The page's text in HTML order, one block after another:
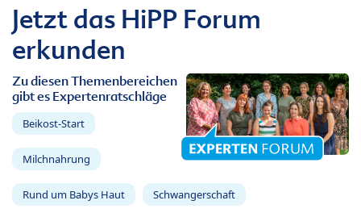
Jetzt das HiPP Forum
erkunden
Zu diesen Themenbereichen
gibt es Expertenratschläge
Beikost-Start
Milchnahrung
Rund um Babys Haut Schwangerschaft